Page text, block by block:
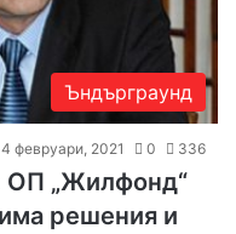
Ъндърграунд
февруари, 2021 0 336
ОП „Жилфонд“
решения и